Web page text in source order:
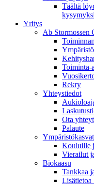
Täältä
Yritys
Ab Stormossen
Toiminta-
Rekry
Yhteystiedot
Ota
Palaute
Kouluille
Vierailut
Biokaasu
Tankkaa
Lisätietoa